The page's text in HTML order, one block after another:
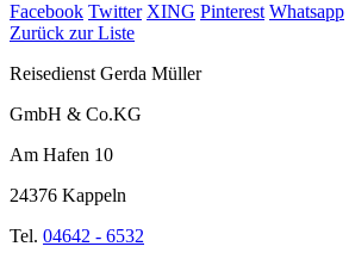
Facebook Twitter XING Pinterest Whatsapp
Zurück zur Liste
Reisedienst Gerda Müller
GmbH & Co.KG
Am Hafen 10
24376 Kappeln
Tel. 04642 - 6532